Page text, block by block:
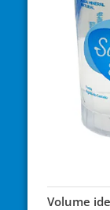
Volume